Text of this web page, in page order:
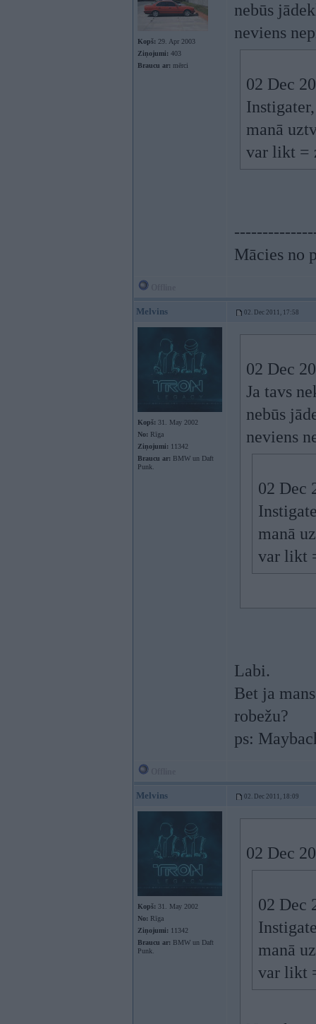
Kopš: 29. Apr 2003
Ziņojumi: 403
Braucu ar: mērci
nebūs
neviens
02 Dec
Instigater,
manā
var likt =
Mācies no
Melvins 02. Dec 2011, 17:58
Kopš: 31. May 2002
No: Rīga
Ziņojumi: 11342
Braucu ar: BMW un Daft
Punk.
02 Dec
Ja tavs
nebūs
neviens
02 Dec
manā
var likt
Labi.
Bet ja
robežu?
ps:
Melvins 02. Dec 2011, 18:09
Kopš: 31. May 2002
No: Rīga
Ziņojumi: 11342
Braucu ar: BMW un Daft
Punk.
02 Dec
02 Dec
manā
var likt